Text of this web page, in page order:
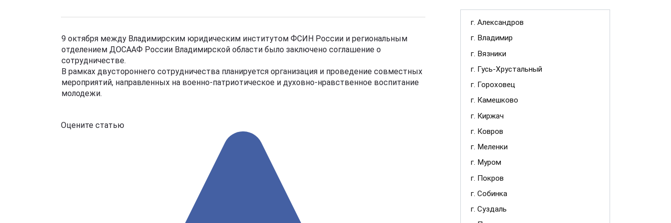
9 октября между Владимирским юридическим институтом ФСИН России и региональным
отделением ДОСААФ России Владимирской области было заключено соглашение о
сотрудничестве.
В рамках двустороннего сотрудничества планируется организация и проведение совместных
мероприятий, направленных на военно-патриотическое и духовно-нравственное воспитание
молодежи.
Оцените статью
г. Александров
г. Владимир
г. Вязники
г. Гусь-Хрустальный
г. Гороховец
г. Камешково
г. Киржач
г. Ковров
г. Меленки
г. Муром
г. Покров
г. Собинка
г. Суздаль